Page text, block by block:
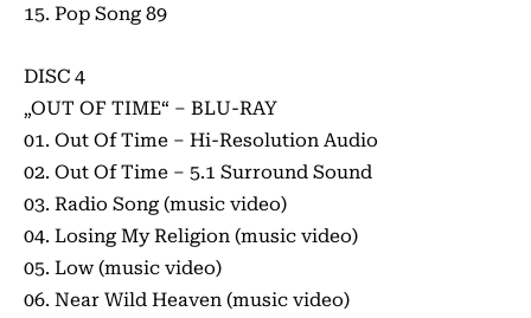
15. Pop Song 89
DISC 4
„OUT OF TIME“ – BLU-RAY
01. Out Of Time – Hi-Resolution Audio
02. Out Of Time – 5.1 Surround Sound
03. Radio Song (music video)
04. Losing My Religion (music video)
05. Low (music video)
06. Near Wild Heaven (music video)